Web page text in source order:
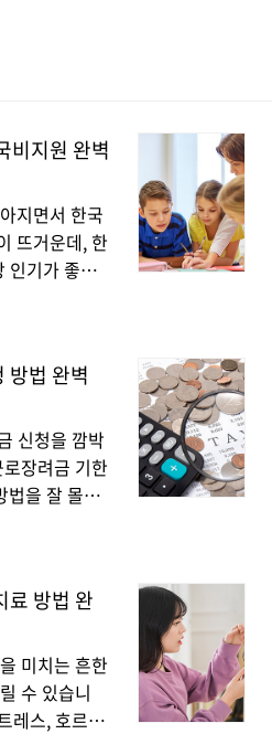
비지원 완벽
지면서 한국
뜨거운데, 한
인기가 좋습
게 받는지 완
재외동포나
가르치는 역
2급, 3급으로
은 일반 취
게 됩니다.
어를 널리
라 2급 또는
승급은 자격
경력을 갖추
올리는 형..
방법 완벽
신청을 깜박
장려금 기한
법을 잘 몰라
금이란?근
근로자, 사
구원 구성
하면서 근로
하여 도움을
기한 후 신청
료 방법 완
미치는 흔한
수 있습니
레스, 호르몬